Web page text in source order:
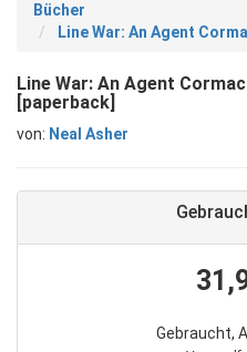
Bücher
Line War: An Agent
Line War: An Agent
[paperback]
von: Neal Asher
Gebraucht,